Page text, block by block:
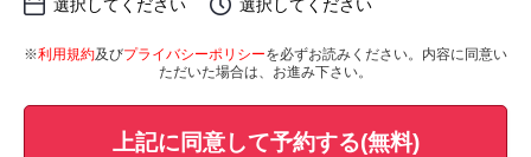
選択してください
選択してください
※利用規約及びプライバシーポリシーを必ずお読みください。内容に同意い
ただいた場合は、お進み下さい。
上記に同意して予約する(無料)